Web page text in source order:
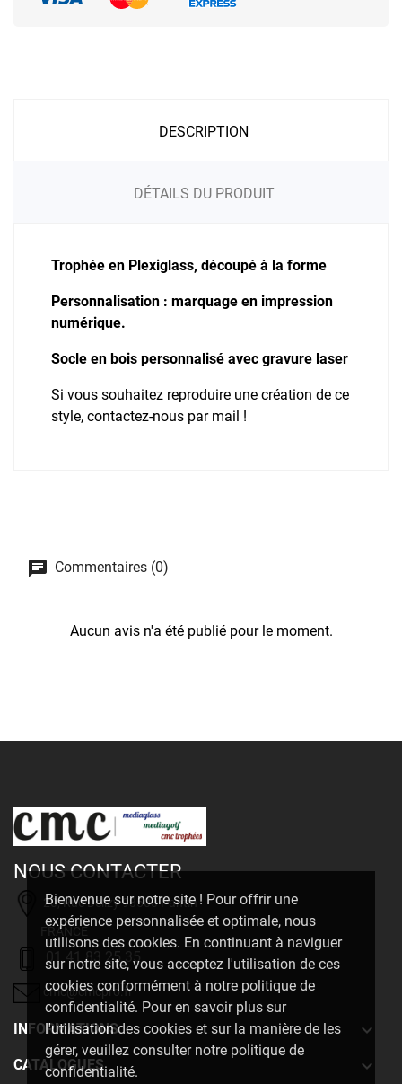
Bienvenue sur notre site ! Pour offrir une
expérience personnalisée et optimale, nous
utilisons des cookies. En continuant à naviguer
sur notre site, vous acceptez l'utilisation de ces
cookies conformément à notre politique de
confidentialité. Pour en savoir plus sur
l'utilisation des cookies et sur la manière de les
gérer, veuillez consulter notre politique de
confidentialité.
DESCRIPTION
DÉTAILS DU PRODUIT
Trophée en Plexiglass, découpé à la forme
Personnalisation : marquage en impression
numérique.
Socle en bois personnalisé avec gravure laser
Si vous souhaitez reproduire une création de ce
style, contactez-nous par mail !
Commentaires (0)
Aucun avis n'a été publié pour le moment.
NOUS CONTACTER
20, Rue Delizy 93500 Pantin
FRANCE
01 41 83 25 35
cmc@cmcpro.fr
INFORMATIONS 
CATALOGUES 